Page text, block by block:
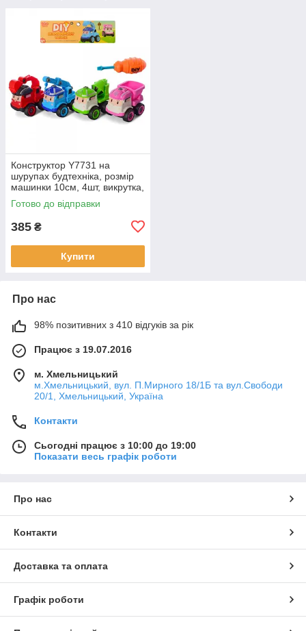
Конструктор Y7731 на
шурупах будтехніка, розмір
машинки 10см, 4шт, викрутка,
в пакеті 28-29-9см
Готово до відправки
385 ₴
Купити
Про нас
98% позитивних з 410 відгуків за рік
Працює з 19.07.2016
м. Хмельницький
м.Хмельницький, вул. П.Мирного 18/1Б та вул.Свободи
20/1, Хмельницький, Україна
Контакти
Сьогодні працює з 10:00 до 19:00
Показати весь графік роботи
Про нас
Контакти
Доставка та оплата
Графік роботи